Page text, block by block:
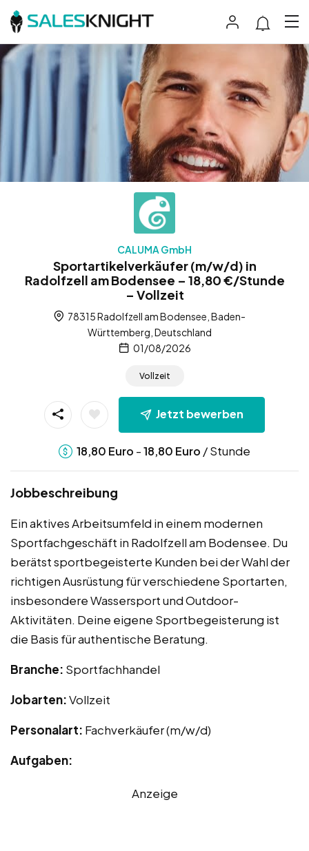
CALUMA GmbH
Sportartikelverkäufer (m/w/d) in
Radolfzell am Bodensee – 18,80 €/Stunde
– Vollzeit
78315 Radolfzell am Bodensee, Baden-
Württemberg, Deutschland
01/08/2026
Vollzeit
Jetzt bewerben
18,80 Euro -18,80 Euro / Stunde
Jobbeschreibung
Ein aktives Arbeitsumfeld in einem modernen
Sportfachgeschäft in Radolfzell am Bodensee. Du
berätst sportbegeisterte Kunden bei der Wahl der
richtigen Ausrüstung für verschiedene Sportarten,
insbesondere Wassersport und Outdoor-
Aktivitäten. Deine eigene Sportbegeisterung ist
die Basis für authentische Beratung.
Branche: Sportfachhandel
Jobarten:Vollzeit
Personalart: Fachverkäufer (m/w/d)
Aufgaben:
Anzeige